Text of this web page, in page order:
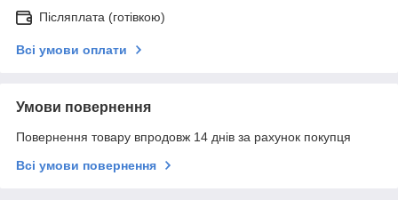
Післяплата (готівкою)
Всі умови оплати
Умови повернення
Повернення товару впродовж 14 днів за рахунок покупця
Всі умови повернення